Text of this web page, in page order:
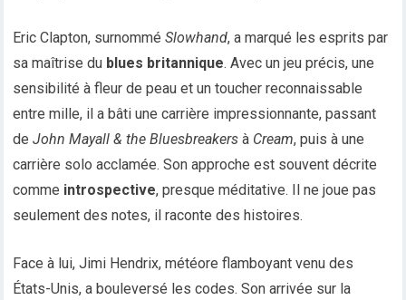
Eric Clapton, surnomméSlowhand, a marqué les esprits par
sa maîtrise du blues britannique. Avec un jeu précis, une
sensibilité à fleur de peau et un toucher reconnaissable
entre mille, il a bâti une carrière impressionnante, passant
deJohn Mayall & the Bluesbreakers à Cream, puis à une
carrière solo acclamée. Son approche est souvent décrite
comme introspective, presque méditative. Il ne joue pas
seulement des notes, il raconte des histoires.
Face à lui, Jimi Hendrix, météore flamboyant venu des
États-Unis, a bouleversé les codes. Son arrivée sur la